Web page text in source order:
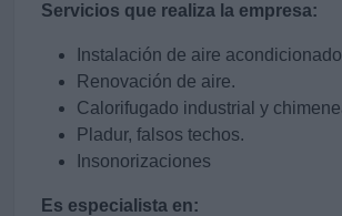
Servicios que realiza la empresa:
Instalación de aire
Renovación de aire.
Calorifugado industrial y
Pladur, falsos techos.
Insonorizaciones
Es especialista en: